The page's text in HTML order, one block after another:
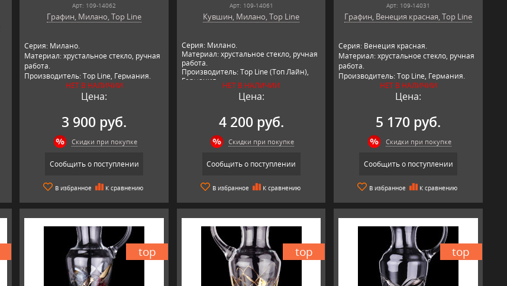
Арт: 109-14062
Графин, Милано, Top Line
Серия: Милано.
Материал: хрустальное стекло, ручная
работа.
Производитель: Top Line, Германия.
НЕТ В НАЛИЧИИ
Цена:
3 900 руб.
Скидки при покупке
Сообщить о поступлении
В избранное К сравнению
Арт: 109-14061
Кувшин, Милано, Top Line
Серия: Милано.
Материал: хрустальное стекло, ручная
работа.
Производитель: Top Line (Топ Лайн),
Германия.
НЕТ В НАЛИЧИИ
Цена:
4 200 руб.
Скидки при покупке
Сообщить о поступлении
В избранное К сравнению
Арт: 109-14031
Графин, Венеция красная, Top Line
Серия: Венеция красная.
Материал: хрустальное стекло, ручная
работа.
Производитель: Top Line, Германия.
НЕТ В НАЛИЧИИ
Цена:
5 170 руб.
Скидки при покупке
Сообщить о поступлении
В избранное К сравнению
top top top